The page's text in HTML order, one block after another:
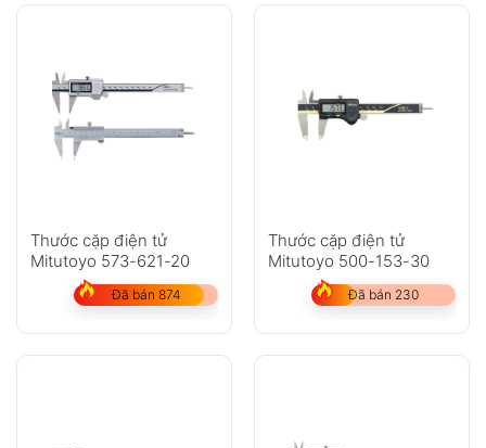
Thước cặp điện tử
Mitutoyo 573-621-20
Đã bán 874
Thước cặp điện tử
Mitutoyo 500-153-30
Đã bán 230